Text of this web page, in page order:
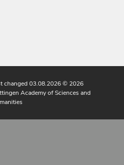
changed 03.08.2026© 2026
Academy of Sciences and